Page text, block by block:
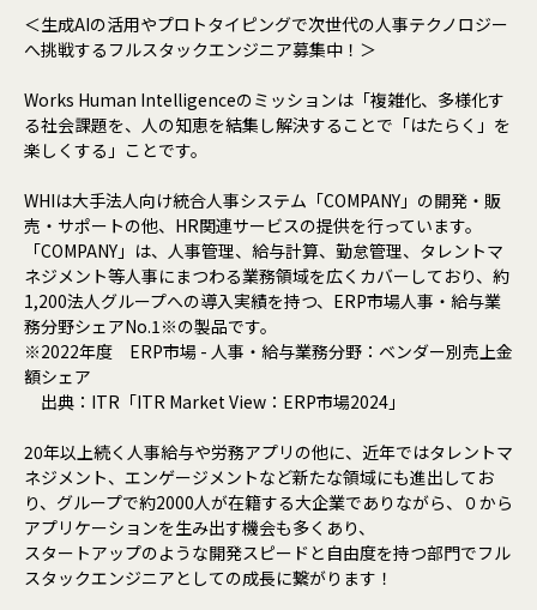
＜生成AIの活用やプロトタイピングで次世代の人事テクノロジー
へ挑戦するフルスタックエンジニア募集中！＞
Works Human Intelligenceのミッションは「複雑化、多様化す
る社会課題を、人の知恵を結集し解決することで「はたらく」を
楽しくする」ことです。
WHIは大手法人向け統合人事システム「COMPANY」の開発・販
売・サポートの他、HR関連サービスの提供を行っています。
「COMPANY」は、人事管理、給与計算、勤怠管理、タレントマ
ネジメント等人事にまつわる業務領域を広くカバーしており、約
1,200法人グループへの導入実績を持つ、ERP市場人事・給与業
務分野シェアNo.1※の製品です。
※2022年度 ERP市場 - 人事・給与業務分野：ベンダー別売上金
額シェア
出典：ITR「ITR Market View：ERP市場2024」
20年以上続く人事給与や労務アプリの他に、近年ではタレントマ
ネジメント、エンゲージメントなど新たな領域にも進出してお
り、グループで約2000人が在籍する大企業でありながら、０から
アプリケーションを生み出す機会も多くあり、
スタートアップのような開発スピードと自由度を持つ部門でフル
スタックエンジニアとしての成長に繋がります！